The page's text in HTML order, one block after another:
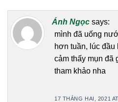
Ánh Ngọc says:
mình đã uống
hơn tuần, lúc
cảm thấy mụn đã
tham khảo nha
17 THÁNG HAI, 2021